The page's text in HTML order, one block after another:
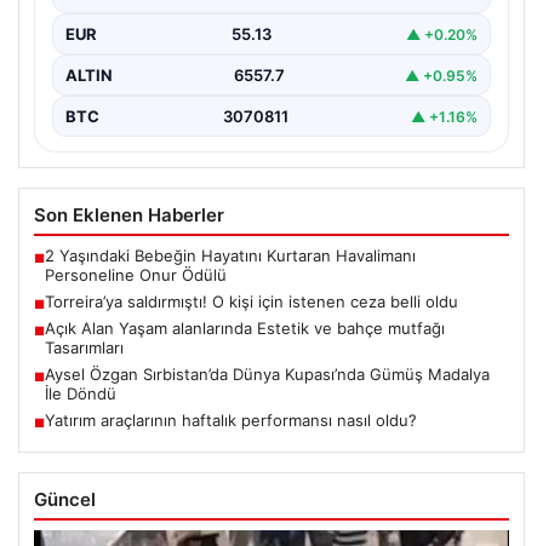
gerçekleşen…
EUR 55.13 ▲ +0.20%
ALTIN 6557.7 ▲ +0.95%
BTC 3070811 ▲ +1.16%
Son Eklenen Haberler
■2 Yaşındaki Bebeğin Hayatını Kurtaran Havalimanı
Personeline Onur Ödülü
■Torreira’ya saldırmıştı! O kişi için istenen ceza belli oldu
■Açık Alan Yaşam alanlarında Estetik ve bahçe mutfağı
Tasarımları
■Aysel Özgan Sırbistan’da Dünya Kupası’nda Gümüş Madalya
İle Döndü
■Yatırım araçlarının haftalık performansı nasıl oldu?
Güncel